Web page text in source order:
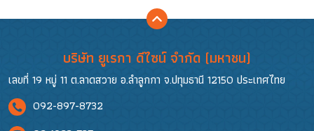
บริษัท ยูเรกา ดีไซน์ จำกัด (มหาชน)
เลขที่ 19 หมู่ 11 ต.ลาดสวาย อ.ลำลูกกา จ.ปทุมธานี 12150 ประเทศไทย
092-897-8732